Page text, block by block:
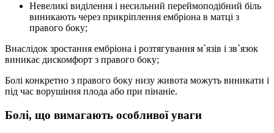
Невеликі виділення і несильний переймоподібний біль
виникають через прикріплення ембріона в матці з
правого боку;
Внаслідок зростання ембріона і розтягування м`язів і зв`язок
виникає дискомфорт з правого боку;
Болі конкретно з правого боку низу живота можуть виникати і
під час ворушіння плода або при пінаніе.
Болі, що вимагають особливої уваги